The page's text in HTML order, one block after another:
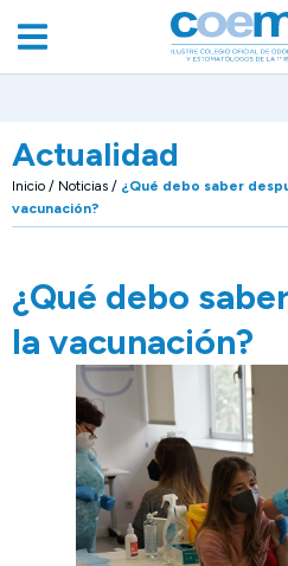
Actualidad
Inicio / Noticias / ¿Qué debo saber
vacunación?
¿Qué debo
la vacunación?